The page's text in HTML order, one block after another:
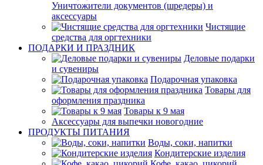
Уничтожители документов (шредеры) и
аксессуары
Чистящие
средства для оргтехники
ПОДАРКИ И ПРАЗДНИК
Деловые подарки
и сувениры
Подарочная упаковка
Товары для
оформления праздника
Товары к 9 мая
Аксессуары для выпечки новогодние
ПРОДУКТЫ ПИТАНИЯ
Воды, соки, напитки
Кондитерские изделия